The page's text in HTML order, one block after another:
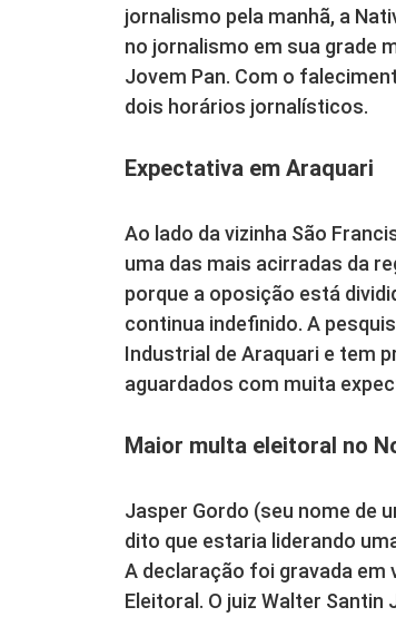
jornalismo pela manhã, a
no jornalismo em sua grade
Jovem Pan. Com o
dois horários jornalísticos.
Expectativa em Araquari
Ao lado da vizinha São
uma das mais acirradas da
porque a oposição está
continua indefinido. A
Industrial de Araquari e tem
aguardados com muita
Maior multa eleitoral no
Jasper Gordo (seu nome de
dito que estaria liderando
A declaração foi gravada em
Eleitoral. O juiz Walter Santin